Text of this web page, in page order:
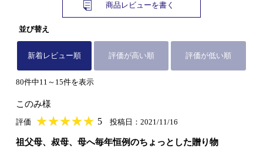
商品レビューを書く
並び替え
新着レビュー順 評価が高い順 評価が低い順
80件中11～15件を表示
このみ様
評価 ★★★★★
★★★★★ 5 投稿日：2021/11/16
祖父母、叔母、母へ毎年恒例のちょっとした贈り物